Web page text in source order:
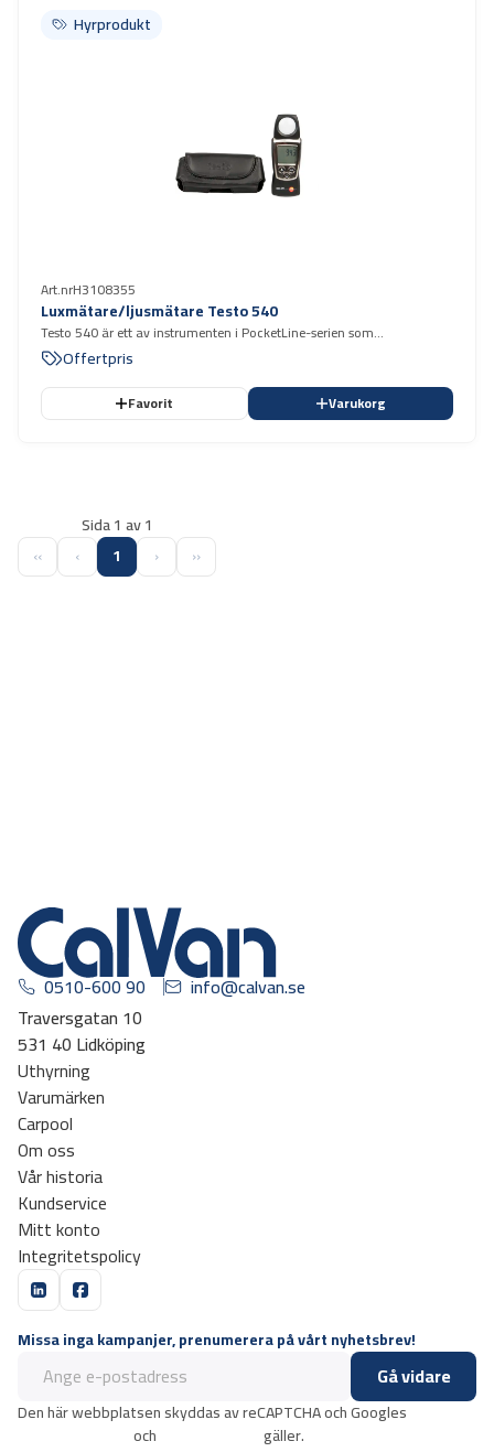
Hyrprodukt
Hyrprodukt
Art.nrH3108355
Luxmätare/ljusmätare Testo 540
Testo 540 är ett av instrumenten i PocketLine-serien som
kännetecknas av professionell mätteknik i verkligt fickformat.
Offertpris
Favorit Varukorg
Sida 1 av 1
‹‹
‹ 1 › ››
0510-600 90
info@calvan.se
Traversgatan 10
531 40 Lidköping
Uthyrning
Varumärken
Carpool
Om oss
Vår historia
Kundservice
Mitt konto
Integritetspolicy
Missa inga kampanjer, prenumerera på vårt nyhetsbrev!
Gå vidare
Den här webbplatsen skyddas av reCAPTCHA och Googles
och gäller.